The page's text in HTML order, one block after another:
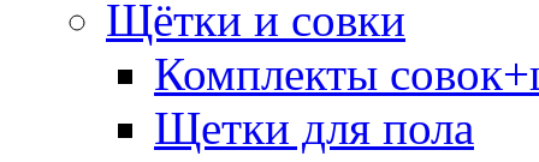
Щётки и совки
Комплекты
Щетки для пола